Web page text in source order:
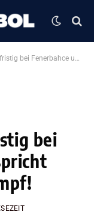
verspricht bedingungslosen Kampf!
bei